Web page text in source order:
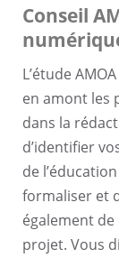
Conseil
L’étude
en amont les
dans la
d’identifier
de
formaliser et
également
projet. Vous